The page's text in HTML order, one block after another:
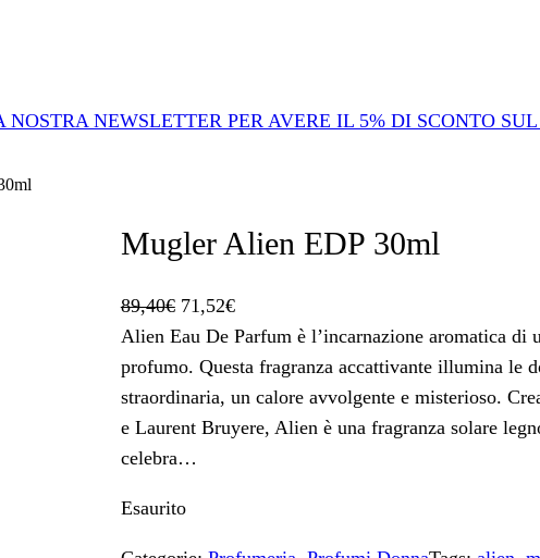
NEWSLETTER PER AVERE IL 5% DI SCONTO
Mugler Alien EDP 30ml
89,40€ I
l
p
r
e
z
o
o
71,52€I
l
p
r
e
a
Alien Eau De Parfum è l’incarnazione aromatica di
profumo. Questa fragranza accattivante illumina le
straordinaria, un calore avvolgente e misterioso.
e Laurent Bruyere, Alien è una fragranza solare
celebra…
Esaurito